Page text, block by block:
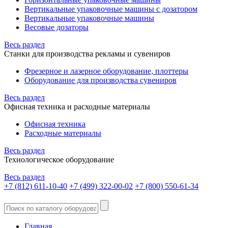
Вертикальные упаковочные машины с дозатором
Вертикальные упаковочные машины
Весовые дозаторы
Весь раздел
Станки для производства рекламы и сувениров
Фрезерное и лазерное оборудование, плоттеры
Оборудование для производства сувениров
Весь раздел
Офисная техника и расходные материалы
Офисная техника
Расходные материалы
Весь раздел
Технологическое оборудование
Весь раздел
+7 (812) 611-10-40 +7 (499) 322-00-02 +7 (800) 550-61-34
Главная